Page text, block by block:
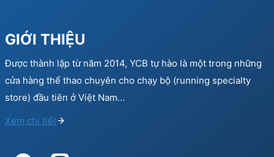
GIỚI THIỆU
Được thành lập từ năm 2014, YCB tự hào là một trong những
cửa hàng thể thao chuyên cho chạy bộ (running specialty
store) đầu tiên ở Việt Nam…
Xem chi tiết